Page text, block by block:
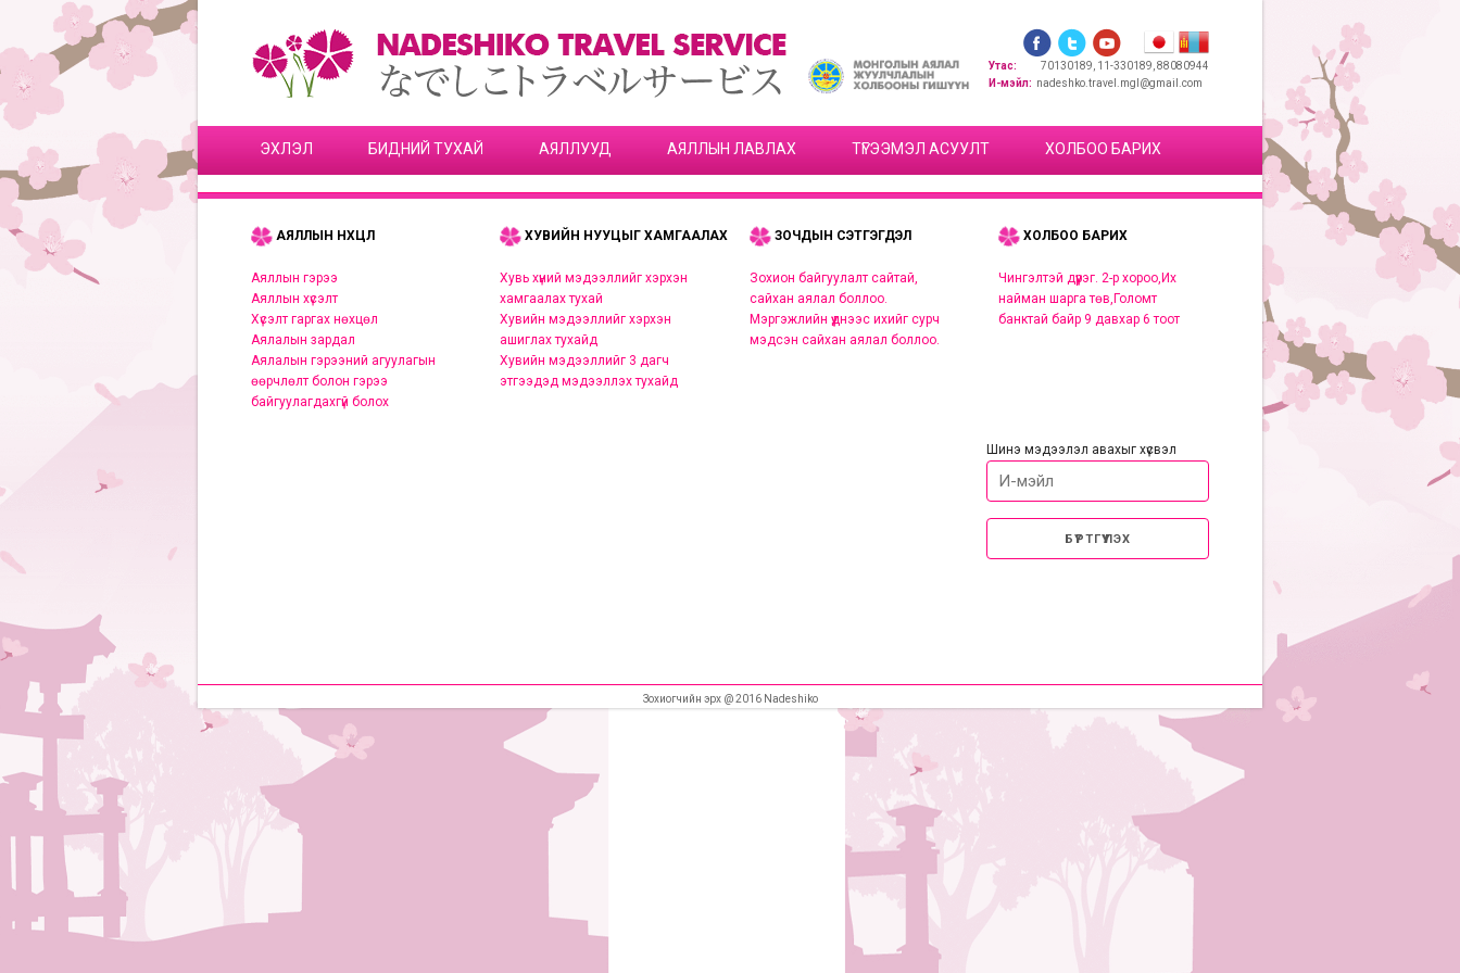
Утас:
70130189, 11-330189, 88080944
И-мэйл: nadeshko.travel.mgl@gmail.com
ЭХЛЭЛ БИДНИЙ ТУХАЙ АЯЛЛУУД АЯЛЛЫН ЛАВЛАХ ТҮГЭЭМЭЛ АСУУЛТ ХОЛБОО БАРИХ
АЯЛЛЫН НӨХЦӨЛ
Аяллын гэрээ
Аяллын хүсэлт
Хүсэлт гаргах нөхцөл
Аялалын зардал
Аялалын гэрээний агуулагын
өөрчлөлт болон гэрээ
байгуулагдахгүй болох
ХУВИЙН НУУЦЫГ ХАМГААЛАХ
Хувь хүний мэдээллийг хэрхэн
хамгаалах тухай
Хувийн мэдээллийг хэрхэн
ашиглах тухайд
Хувийн мэдээллийг 3 дагч
этгээдэд мэдээллэх тухайд
ЗОЧДЫН СЭТГЭГДЭЛ
Зохион байгуулалт сайтай,
сайхан аялал боллоо.
Мэргэжлийн үүднээс ихийг сурч
мэдсэн сайхан аялал боллоо.
ХОЛБОО БАРИХ
Чингэлтэй дүүрэг. 2-р хороо,Их
найман шарга төв,Голомт
банктай байр 9 давхар 6 тоот
Шинэ мэдээлэл авахыг хүсвэл
БҮРТГҮҮЛЭХ
Зохиогчийн эрх @ 2016 Nadeshiko